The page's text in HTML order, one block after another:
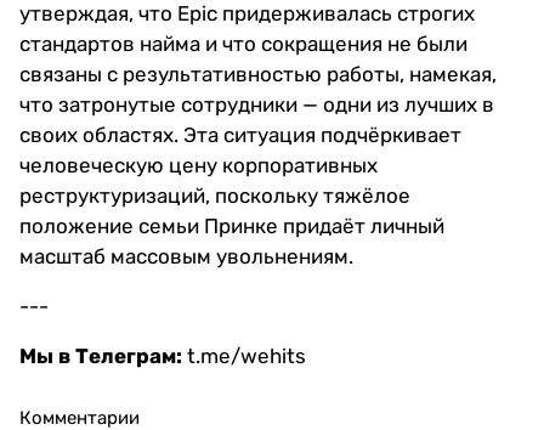
утверждая, что Epic придерживалась строгих
стандартов найма и что сокращения не были
связаны с результативностью работы, намекая,
что затронутые сотрудники — одни из лучших в
своих областях. Эта ситуация подчёркивает
человеческую цену корпоративных
реструктуризаций, поскольку тяжёлое
положение семьи Принке придаёт личный
масштаб массовым увольнениям.
---
Мы в Телеграм: t.me/wehits
Комментарии